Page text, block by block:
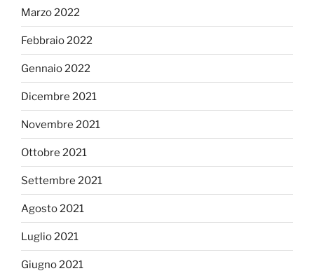
Marzo 2022
Febbraio 2022
Gennaio 2022
Dicembre 2021
Novembre 2021
Ottobre 2021
Settembre 2021
Agosto 2021
Luglio 2021
Giugno 2021